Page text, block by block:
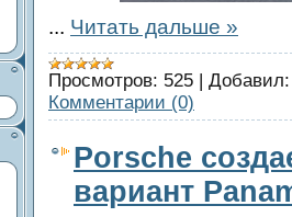
... Читать дальше »
Просмотров: 525
Добавил:
Комментарии (0)
Porsche
вариант